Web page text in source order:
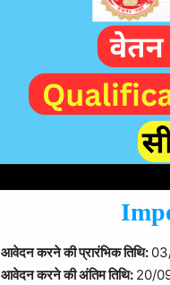
आवेदन करने की प्रारंभिक तिथि:
आवेदन करने की अंतिम तिथि: 20/